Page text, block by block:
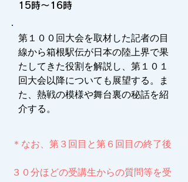
15時～16時
第１００回大会を取材した記者の目
線から箱根駅伝が日本の陸上界で果
たしてきた役割を解説し、第１０１
回大会以降についても展望する。ま
た、熱戦の模様や舞台裏の秘話を紹
介する。
＊なお、第３回目と第６回目の終了後
３０分ほどの受講生からの質問等を受